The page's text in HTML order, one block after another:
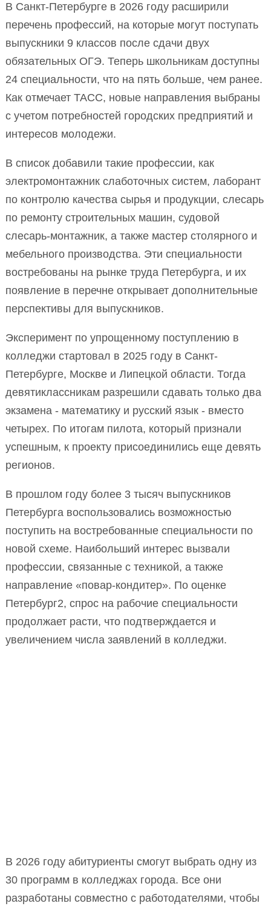
В Санкт-Петербурге в 2026 году расширили
перечень профессий, на которые могут поступать
выпускники 9 классов после сдачи двух
обязательных ОГЭ. Теперь школьникам доступны
24 специальности, что на пять больше, чем ранее.
Как отмечает ТАСС, новые направления выбраны
с учетом потребностей городских предприятий и
интересов молодежи.
В список добавили такие профессии, как
электромонтажник слаботочных систем, лаборант
по контролю качества сырья и продукции, слесарь
по ремонту строительных машин, судовой
слесарь-монтажник, а также мастер столярного и
мебельного производства. Эти специальности
востребованы на рынке труда Петербурга, и их
появление в перечне открывает дополнительные
перспективы для выпускников.
Эксперимент по упрощенному поступлению в
колледжи стартовал в 2025 году в Санкт-
Петербурге, Москве и Липецкой области. Тогда
девятиклассникам разрешили сдавать только два
экзамена - математику и русский язык - вместо
четырех. По итогам пилота, который признали
успешным, к проекту присоединились еще девять
регионов.
В прошлом году более 3 тысяч выпускников
Петербурга воспользовались возможностью
поступить на востребованные специальности по
новой схеме. Наибольший интерес вызвали
профессии, связанные с техникой, а также
направление «повар-кондитер». По оценке
Петербург2, спрос на рабочие специальности
продолжает расти, что подтверждается и
увеличением числа заявлений в колледжи.
В 2026 году абитуриенты смогут выбрать одну из
30 программ в колледжах города. Все они
разработаны совместно с работодателями, чтобы